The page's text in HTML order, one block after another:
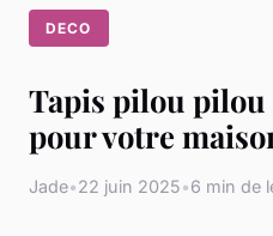
DECO
Tapis pilou
pour votre
Jade•22 juin 2025•6 min de